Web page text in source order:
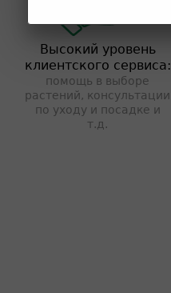
Высокий уровень
клиентского сервиса:
помощь в выборе
растений, консультации
по уходу и посадке и
т.д.